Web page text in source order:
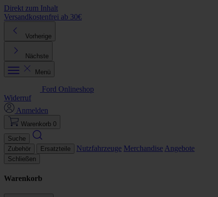
Direkt zum Inhalt
Versandkostenfrei ab 30€
Vorherige
Nächste
Menü
Ford Onlineshop
Widerruf
Anmelden
Warenkorb 0
Suche
Zubehör
Ersatzteile Nutzfahrzeuge Merchandise Angebote
Schließen
Warenkorb